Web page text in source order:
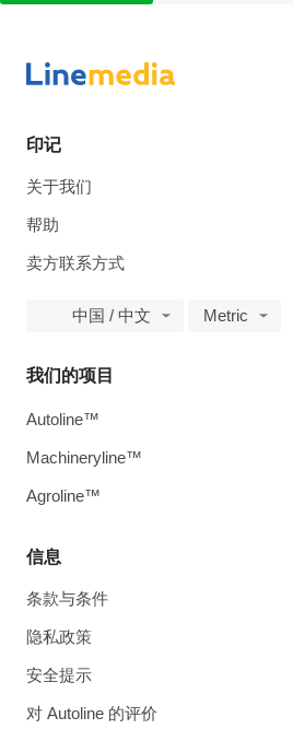
印记
关于我们
帮助
卖方联系方式
中国 / 中文 Metric
信息
条款与条件
隐私政策
安全提示
对 Autoline 的评价
我们的项目
Autoline™
Machineryline™
Agroline™